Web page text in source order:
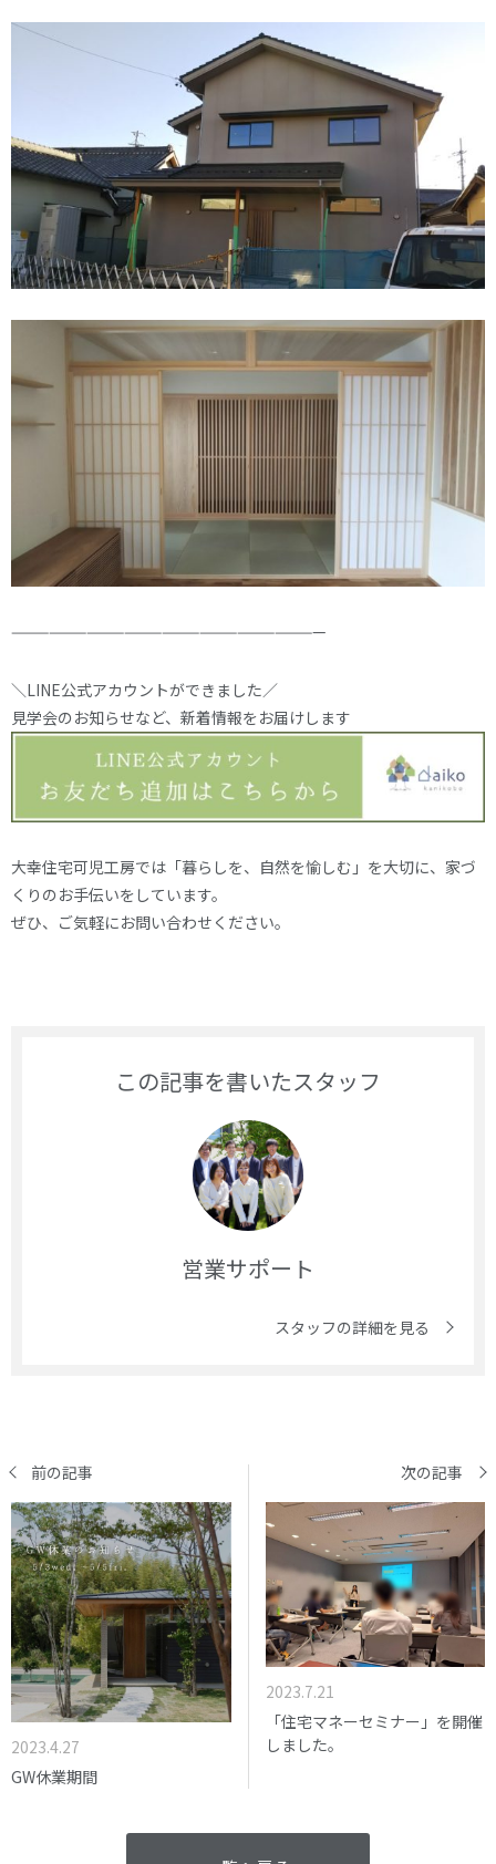
—————————————————————————
＼LINE公式アカウントができました／
見学会のお知らせなど、新着情報をお届けします
大幸住宅可児工房では「暮らしを、自然を愉しむ」を大切に、家づ
くりのお手伝いをしています。
ぜひ、ご気軽にお問い合わせください。
この記事を書いたスタッフ
営業サポート
スタッフの詳細を見る
前の記事
2023.4.27
GW休業期間
次の記事
2023.7.21
「住宅マネーセミナー」を開催
しました。